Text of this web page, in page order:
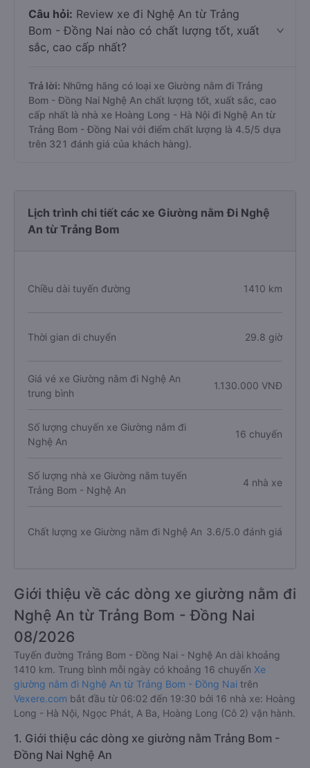
Câu hỏi: Review xe đi Nghệ An từ Trảng
Bom - Đồng Nai nào có chất lượng tốt, xuất
sắc, cao cấp nhất?
Trả lời: Những hãng có loại xe Giường nằm đi Trảng
Bom - Đồng Nai Nghệ An chất lượng tốt, xuất sắc, cao
cấp nhất là nhà xe Hoàng Long - Hà Nội đi Nghệ An từ
Trảng Bom - Đồng Nai với điểm chất lượng là 4.5/5 dựa
trên 321 đánh giá của khách hàng).
Lịch trình chi tiết các xe Giường nằm Đi Nghệ
An từ Trảng Bom
Chiều dài tuyến đường 1410 km
Thời gian di chuyển 29.8 giờ
Giá vé xe Giường nằm đi Nghệ An
trung bình
1.130.000 VNĐ
Số lượng chuyến xe Giường nằm đi
Nghệ An
16 chuyến
Số lượng nhà xe Giường nằm tuyến
Trảng Bom - Nghệ An
4 nhà xe
Chất lượng xe Giường nằm đi Nghệ An 3.6/5.0 đánh giá
Giới thiệu về các dòng xe giường nằm đi
Nghệ An từ Trảng Bom - Đồng Nai
08/2026
Tuyến đường Trảng Bom - Đồng Nai - Nghệ An dài khoảng
1410 km. Trung bình mỗi ngày có khoảng 16 chuyến Xe
giường nằm đi Nghệ An từ Trảng Bom - Đồng Nai trên
Vexere.com bắt đầu từ 06:02 đến 19:30 bởi 16 nhà xe: Hoàng
Long - Hà Nội, Ngọc Phát, A Ba, Hoàng Long (Cô 2) vận hành.
1. Giới thiệu các dòng xe giường nằm Trảng Bom -
Đồng Nai Nghệ An